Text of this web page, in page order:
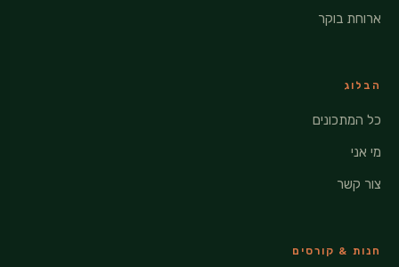
ארוחת בוקר
הבלוג
כל המתכונים
מי אני
צור קשר
חנות & קורסים